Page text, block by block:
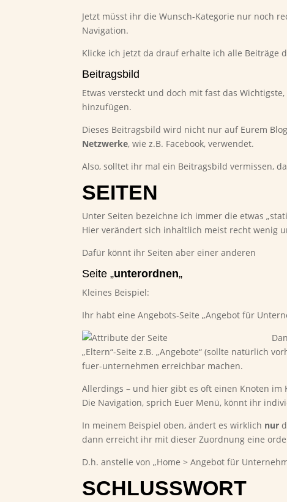
Jetzt müsst ihr die Wunsch-Kategorie nur noch
Navigation.
Klicke ich jetzt da drauf erhalte ich alle Beiträge
Beitragsbild
Etwas versteckt und doch mit fast das
hinzufügen.
Dieses Beitragsbild wird nicht nur auf Eurem
Netzwerke, wie z.B. Facebook, verwendet.
Also, solltet ihr mal ein Beitragsbild vermissen,
SEITEN
Unter Seiten bezeichne ich immer die etwas
Hier verändert sich inhaltlich meist recht wenig
Dafür könnt ihr Seiten aber einer anderen
Seite „unterordnen„
Kleines Beispiel:
Ihr habt eine Angebots-Seite „Angebot für
„Eltern“-Seite z.B. „Angebote“ (sollte natürlich
fuer-unternehmen erreichbar machen.
Allerdings – und hier gibt es oft einen Knoten im
Die Navigation, sprich Euer Menü, könnt ihr
In meinem Beispiel oben, ändert es wirklich nur
dann erreicht ihr mit dieser Zuordnung eine
D.h. anstelle von „Home > Angebot für
SCHLUSSWORT